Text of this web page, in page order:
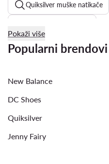
Quiksilver muške natikače
crvene tenisice muške
muške crne cipele
Pokaži više
Popularni
New Balance
DC Shoes
Quiksilver
Jenny Fairy